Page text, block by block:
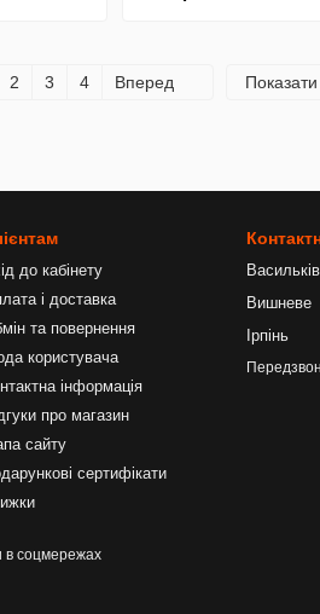
2 3 4 Вперед
до кабінету
і доставка
та повернення
користувача
інформація
про магазин
сайту
сертифікати
в соцмережах
Васильків
Вишневе
Ірпінь